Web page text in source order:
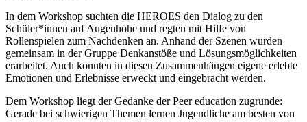
In dem Workshop suchten die HEROES den Dialog zu den
Schüler*innen auf Augenhöhe und regten mit Hilfe von
Rollenspielen zum Nachdenken an. Anhand der Szenen wurden
gemeinsam in der Gruppe Denkanstöße und Lösungsmöglichkeiten
erarbeitet. Auch konnten in diesen Zusammenhängen eigene erlebte
Emotionen und Erlebnisse erweckt und eingebracht werden.
Dem Workshop liegt der Gedanke der Peer education zugrunde:
Gerade bei schwierigen Themen lernen Jugendliche am besten von